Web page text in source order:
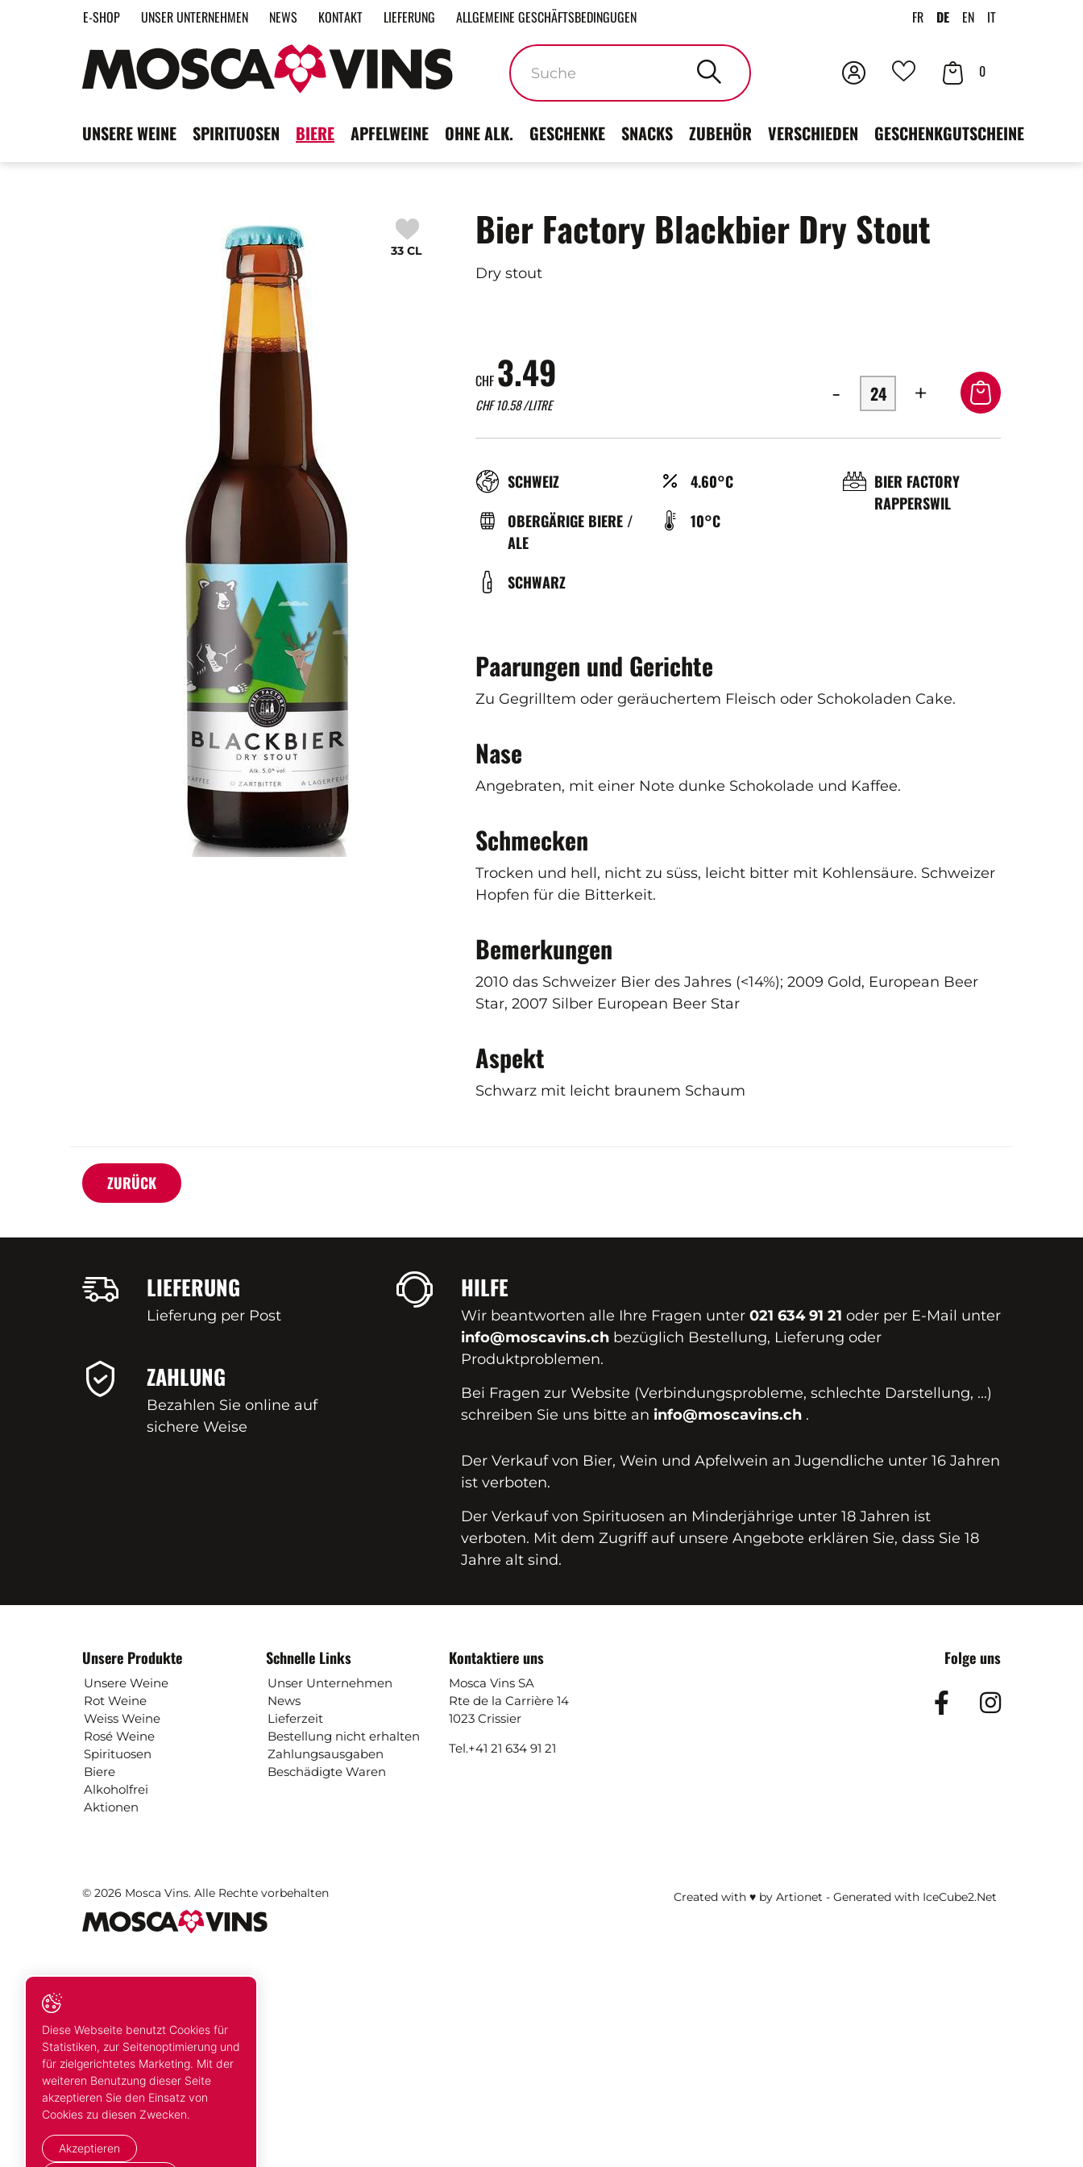
E-SHOP UNSER UNTERNEHMEN NEWS KONTAKT LIEFERUNG ALLGEMEINE GESCHÄFTSBEDINGUGEN FR DE EN IT
UNSERE WEINE SPIRITUOSEN BIERE APFELWEINE OHNE ALK. GESCHENKE SNACKS ZUBEHÖR VERSCHIEDEN GESCHENKGUTSCHEINE
Anmeldung
Favoriten
Ihr
0
Stichwörter
Suchen
33 CL Bier Factory Blackbier Dry Stout
Dry stout
CHF 3.49
CHF10.58/LITRE - +
RÉGION
SCHWEIZ
TYPE
DE
OBERGÄRIGE BIERE /
ALE
COULEUR
SCHWARZ
ALCOOL
4.60°C
TEMPÉRATURE
10°C
BRASSERIE
BIER FACTORY
RAPPERSWIL
Paarungen und Gerichte
Zu Gegrilltem oder geräuchertem Fleisch oder Schokoladen Cake.
Nase
Angebraten, mit einer Note dunke Schokolade und Kaffee.
Schmecken
Trocken und hell, nicht zu süss, leicht bitter mit Kohlensäure. Schweizer
Hopfen für die Bitterkeit.
Bemerkungen
2010 das Schweizer Bier des Jahres (<14%); 2009 Gold, European Beer
Star, 2007 Silber European Beer Star
Aspekt
Schwarz mit leicht braunem Schaum
ZURÜCK
LIEFERUNG
Lieferung per Post
ZAHLUNG
Bezahlen Sie online auf
sichere Weise
HILFE
Wir beantworten alle Ihre Fragen unter 021 634 91 21 oder per E-Mail unter
info@moscavins.ch bezüglich Bestellung, Lieferung oder
Produktproblemen.
Bei Fragen zur Website (Verbindungsprobleme, schlechte Darstellung, ...)
schreiben Sie uns bitte an info@moscavins.ch .
Der Verkauf von Bier, Wein und Apfelwein an Jugendliche unter 16 Jahren
ist verboten.
Der Verkauf von Spirituosen an Minderjährige unter 18 Jahren ist
verboten. Mit dem Zugriff auf unsere Angebote erklären Sie, dass Sie 18
Jahre alt sind.
Unsere Produkte
Unsere Weine
Rot Weine
Weiss Weine
Rosé Weine
Spirituosen
Biere
Alkoholfrei
Aktionen
Schnelle Links
Unser Unternehmen
News
Lieferzeit
Bestellung nicht erhalten
Zahlungsausgaben
Beschädigte Waren
Kontaktiere uns
Mosca Vins SA
Rte de la Carrière 14
1023 Crissier
Tel.+41 21 634 91 21
Folge uns
Facebook
© 2026 Mosca Vins. Alle Rechte vorbehalten Created with ♥ by Artionet - Generated with IceCube2.Net
Diese Webseite benutzt Cookies für
Statistiken, zur Seitenoptimierung und
für zielgerichtetes Marketing. Mit der
weiteren Benutzung dieser Seite
akzeptieren Sie den Einsatz von
Cookies zu diesen Zwecken.
Akzeptieren